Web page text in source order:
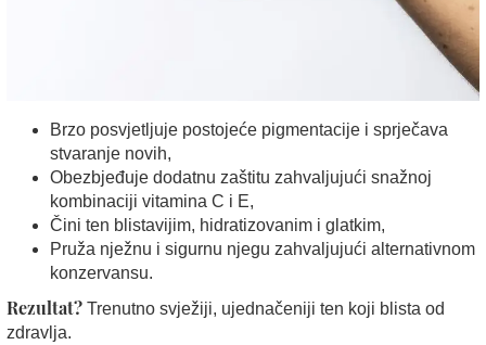
Brzo posvjetljuje postojeće pigmentacije i sprječava
stvaranje novih,
Obezbjeđuje dodatnu zaštitu zahvaljujući snažnoj
kombinaciji vitamina C i E,
Čini ten blistavijim, hidratizovanim i glatkim,
Pruža nježnu i sigurnu njegu zahvaljujući alternativnom
konzervansu.
Rezultat? Trenutno svježiji, ujednačeniji ten koji blista od
zdravlja.